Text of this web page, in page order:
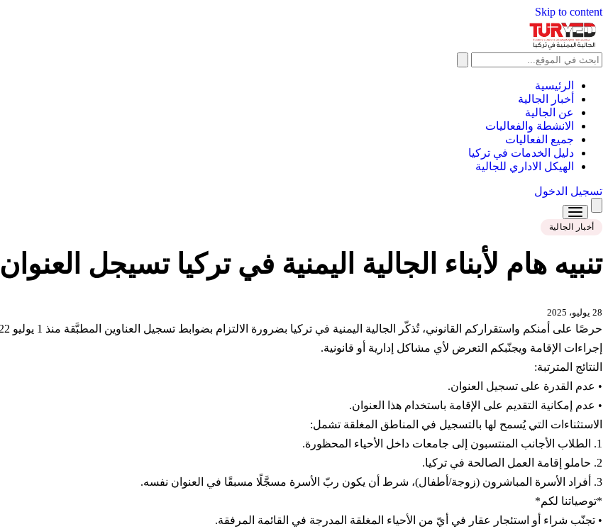
Skip to content
الرئيسية
أخبار الجالية
عن الجالية
الانشطة والفعاليات
جميع الفعاليات
دليل الخدمات في تركيا
الهيكل الاداري للجالية
تسجيل الدخول
الرئيسية
أخبار الجالية
الانشطة والفعاليات
جميع الفعاليات
دليل الخدمات في تركيا
الهيكل الاداري للجالية
تسجيل الدخول
أخبار الجالية
تنبيه هام لأبناء الجالية اليمنية في تركيا تسيجل العنوان
28 يوليو، 2025
إجراءات الإقامة ويجنّبكم التعرض لأي مشاكل إدارية أو قانونية.
النتائج المترتبة:
• عدم القدرة على تسجيل العنوان.
• عدم إمكانية التقديم على الإقامة باستخدام هذا العنوان.
الاستثناءات التي يُسمح لها بالتسجيل في المناطق المغلقة تشمل:
1. الطلاب الأجانب المنتسبون إلى جامعات داخل الأحياء المحظورة.
2. حاملو إقامة العمل الصالحة في تركيا.
3. أفراد الأسرة المباشرون (زوجة/أطفال)، شرط أن يكون ربّ الأسرة مسجَّلًا مسبقًا في العنوان نفسه.
*توصياتنا لكم*
• تجنّب شراء أو استئجار عقار في أيّ من الأحياء المغلقة المدرجة في القائمة المرفقة.